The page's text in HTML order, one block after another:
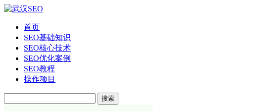
首页
SEO基础知识
SEO核心技术
SEO优化案例
SEO教程
操作项目
搜索